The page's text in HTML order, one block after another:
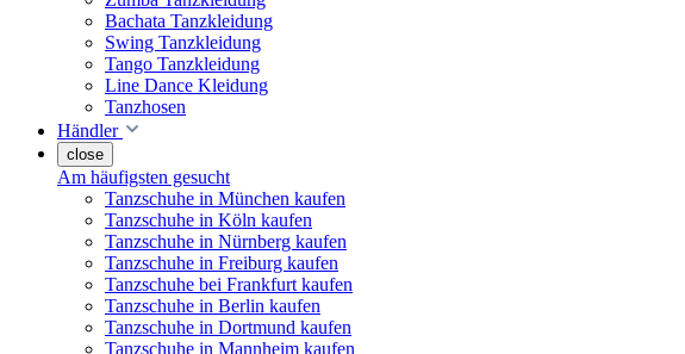
Bachata Tanzkleidung
Swing Tanzkleidung
Tango Tanzkleidung
Line Dance Kleidung
Tanzhosen
Händler
close
Am häufigsten gesucht
Tanzschuhe in München kaufen
Tanzschuhe in Köln kaufen
Tanzschuhe in Nürnberg kaufen
Tanzschuhe in Freiburg kaufen
Tanzschuhe bei Frankfurt kaufen
Tanzschuhe in Berlin kaufen
Tanzschuhe in Dortmund kaufen
Tanzschuhe in Mannheim kaufen